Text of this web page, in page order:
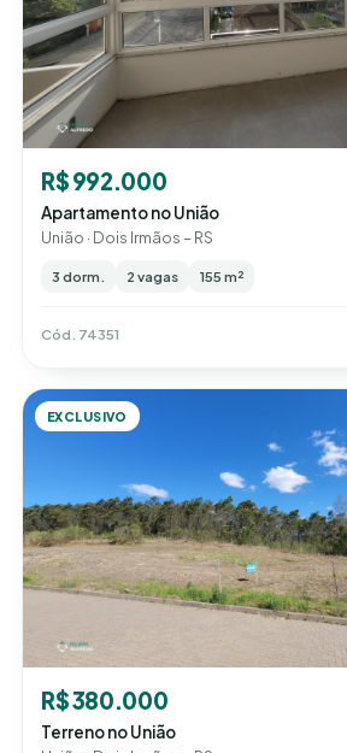
R$ 992.000
Apartamento no União
União · Dois Irmãos – RS
3 dorm. 2 vagas 155 m²
Cód. 74351
EXCLUSIVO
R$ 380.000
Terreno no União